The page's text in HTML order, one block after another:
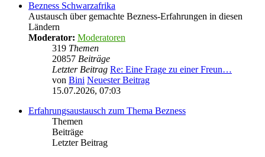
Bezness Schwarzafrika
Austausch über gemachte Bezness-Erfahrungen in diesen
Ländern
Moderator: Moderatoren
319 Themen
20857 Beiträge
Letzter Beitrag Re: Eine Frage zu einer Freun…
von Bini Neuester Beitrag
15.07.2026, 07:03
Erfahrungsaustausch zum Thema Bezness
Themen
Beiträge
Letzter Beitrag